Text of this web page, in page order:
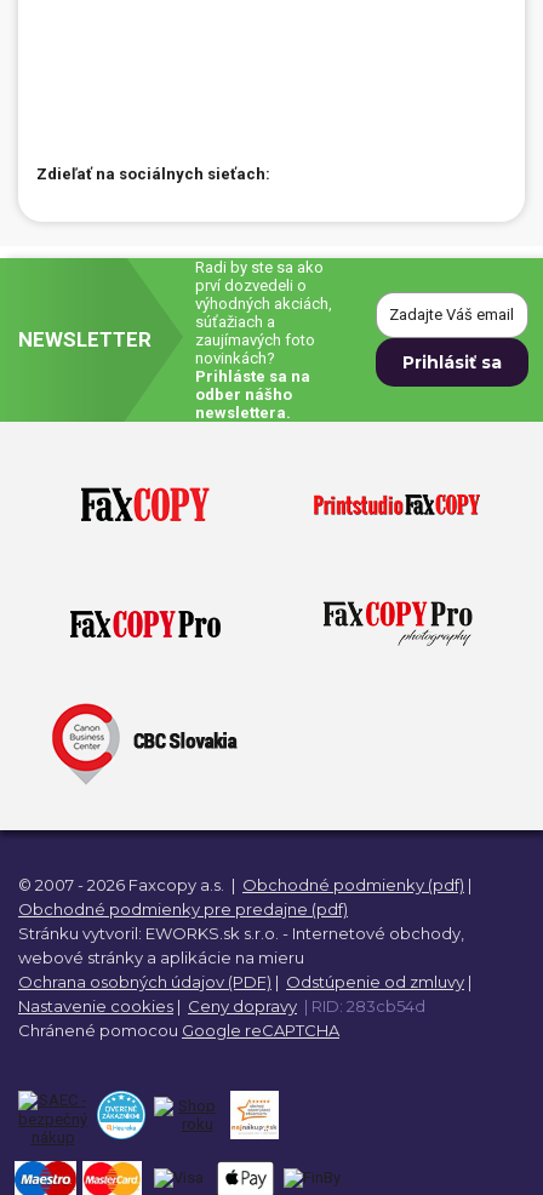
Zdieľať na sociálnych sieťach:
NEWSLETTER
Radi by ste sa ako
prví dozvedeli o
výhodných akciách,
súťažiach a
zaujímavých foto
novinkách?
Prihláste sa na
odber nášho
newslettera.
© 2007 - 2026 Faxcopy a.s. | Obchodné podmienky (pdf) |
Obchodné podmienky pre predajne (pdf)
Stránku vytvoril: EWORKS.sk s.r.o. - Internetové obchody,
webové stránky a aplikácie na mieru
Ochrana osobných údajov (PDF) | Odstúpenie od zmluvy |
Nastavenie cookies | Ceny dopravy | RID: 283cb54d
Chránené pomocou Google reCAPTCHA